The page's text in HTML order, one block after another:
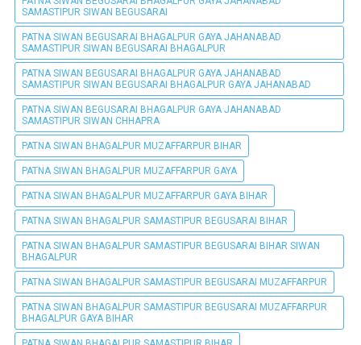
SAMASTIPUR SIWAN BEGUSARAI
PATNA SIWAN BEGUSARAI BHAGALPUR GAYA JAHANABAD
SAMASTIPUR SIWAN BEGUSARAI BHAGALPUR
PATNA SIWAN BEGUSARAI BHAGALPUR GAYA JAHANABAD
SAMASTIPUR SIWAN BEGUSARAI BHAGALPUR GAYA JAHANABAD
PATNA SIWAN BEGUSARAI BHAGALPUR GAYA JAHANABAD
SAMASTIPUR SIWAN CHHAPRA
PATNA SIWAN BHAGALPUR MUZAFFARPUR BIHAR
PATNA SIWAN BHAGALPUR MUZAFFARPUR GAYA
PATNA SIWAN BHAGALPUR MUZAFFARPUR GAYA BIHAR
PATNA SIWAN BHAGALPUR SAMASTIPUR BEGUSARAI BIHAR
PATNA SIWAN BHAGALPUR SAMASTIPUR BEGUSARAI BIHAR SIWAN
BHAGALPUR
PATNA SIWAN BHAGALPUR SAMASTIPUR BEGUSARAI MUZAFFARPUR
PATNA SIWAN BHAGALPUR SAMASTIPUR BEGUSARAI MUZAFFARPUR
BHAGALPUR GAYA BIHAR